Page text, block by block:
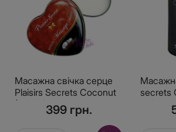
Масажна свічка серце
Plaisirs Secrets Coconut
(35 мл)399 грн.
secrets
мл) з